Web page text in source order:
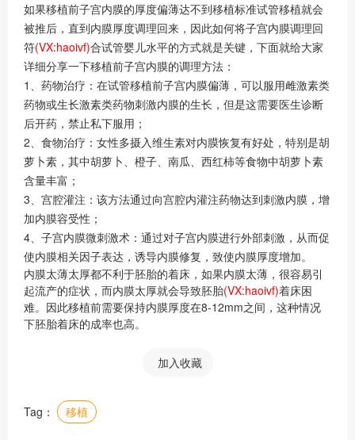
如果移植前子宫内膜的厚度偏薄达不到移植标准试管移植就会
被推后，直到内膜厚度调理回来，因此如何将子宫内膜调理回
符(VX:haoivf)合试管婴儿水平的方式就是关键，下面就给大家
详细分享一下移植前子宫内膜的调理方法：
1、药物治疗：在试管移植前子宫内膜偏薄，可以服用雌激素类
药物或生长激素类药物刺激内膜的生长，但是这需要医生诊断
后开药，禁止私下服用；
2、食物治疗：女性多摄入维生素对内膜恢复有好处，特别是胡
萝卜素，其中胡萝卜、橙子、南瓜、西红柿等食物中胡萝卜素
含量丰富；
3、宫腔灌注：该方法通过向宫腔内灌注药物达到刺激内膜，增
加内膜容受性；
4、子宫内膜微刺激术：通过对子宫内膜进行外部刺激，从而促
使内膜相关因子表达，诱导内膜修复，致使内膜厚度增加。
内膜太薄太厚都不利于胚胎的着床，如果内膜太薄，很容易引
起流产的症状，而内膜太厚就会导致胚胎(VX:haoivf)着床困
难。因此移植前需要保持内膜厚度在8-12mm之间，这种情况
下胚胎着床的成率也高。
加入收藏
Tag： 移植